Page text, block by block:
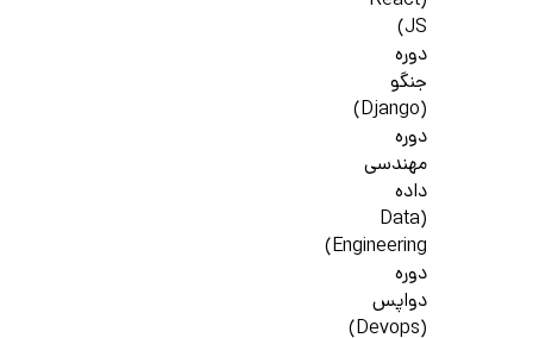
JS)
دوره
جنگو
(Django)
دوره
مهندسی
داده
(Data
Engineering)
دوره
دواپس
(Devops)